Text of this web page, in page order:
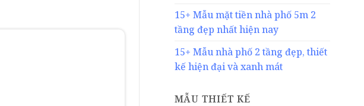
15+ Mẫu mặt tiền nhà phố 5m 2
tầng đẹp nhất hiện nay
15+ Mẫu nhà phố 2 tầng đẹp, thiết
kế hiện đại và xanh mát
MẪU THIẾT KẾ